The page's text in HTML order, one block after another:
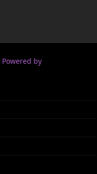
Powered by